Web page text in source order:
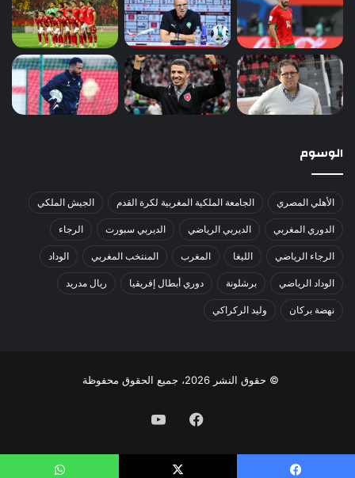
الوسوم
الأهلي المصري الجامعة الملكية المغربية لكرة القدم الجيش الملكي
الدوري المغربي الديربي الرياضي الديربي سبورت الرجاء
الرجاء الرياضي الليغا المغرب المنتخب المغربي الوداد
الوداد الرياضي برشلونة دوري أبطال إفريقيا ريال مدريد
نهضة بركان وليد الركراكي
© حقوق النشر 2026، جميع الحقوق محفوظة
فيسبوك